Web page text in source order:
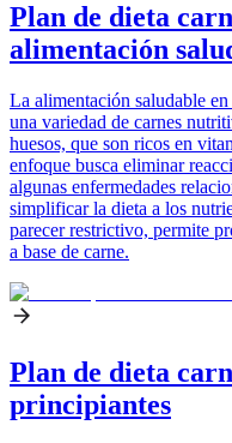
Plan de dieta
alimentación
La alimentación saludable
una variedad de carnes
huesos, que son ricos en
enfoque busca eliminar
algunas enfermedades
simplificar la dieta a los
parecer restrictivo, permite
a base de carne.
Plan de dieta
principiantes